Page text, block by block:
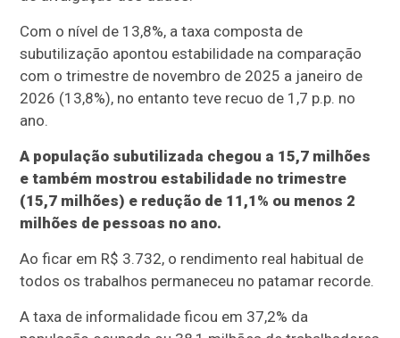
Com o nível de 13,8%, a taxa composta de
subutilização apontou estabilidade na comparação
com o trimestre de novembro de 2025 a janeiro de
2026 (13,8%), no entanto teve recuo de 1,7 p.p. no
ano.
A população subutilizada chegou a 15,7 milhões
e também mostrou estabilidade no trimestre
(15,7 milhões) e redução de 11,1% ou menos 2
milhões de pessoas no ano.
Ao ficar em R$ 3.732, o rendimento real habitual de
todos os trabalhos permaneceu no patamar recorde.
A taxa de informalidade ficou em 37,2% da